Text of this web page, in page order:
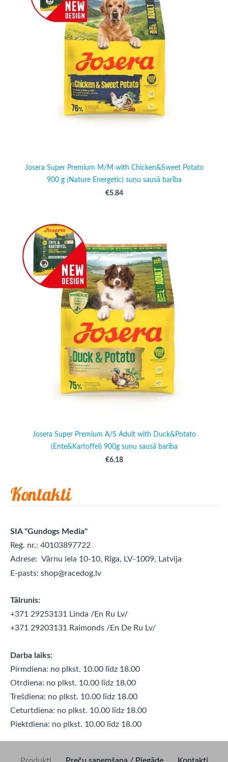
Kontakti
SIA "Gundogs Media"
Reģ. nr.: 40103897722
Adrese: Vārnu iela 10-10, Rīga, LV-1009, Latvija
E-pasts: shop@racedog.lv
Tālrunis:
+371 29253131 Linda /En Ru Lv/
+371 29203131 Raimonds /En De Ru Lv/
Darba laiks:
Pirmdiena: no plkst. 10.00 līdz 18.00
Otrdiena: no plkst. 10.00 līdz 18.00
Trešdiena: no plkst. 10.00 līdz 18.00
Ceturtdiena: no plkst. 10.00 līdz 18.00
Piektdiena: no plkst. 10.00 līdz 18.00
Josera Super Premium M/M with Chicken&Sweet Potato
900 g (Nature Energetic) suņu sausā barība
€5.84
Josera Super Premium A/S Adult with Duck&Potato
(Ente&Kartoffel) 900g suņu sausā barība
€6.18